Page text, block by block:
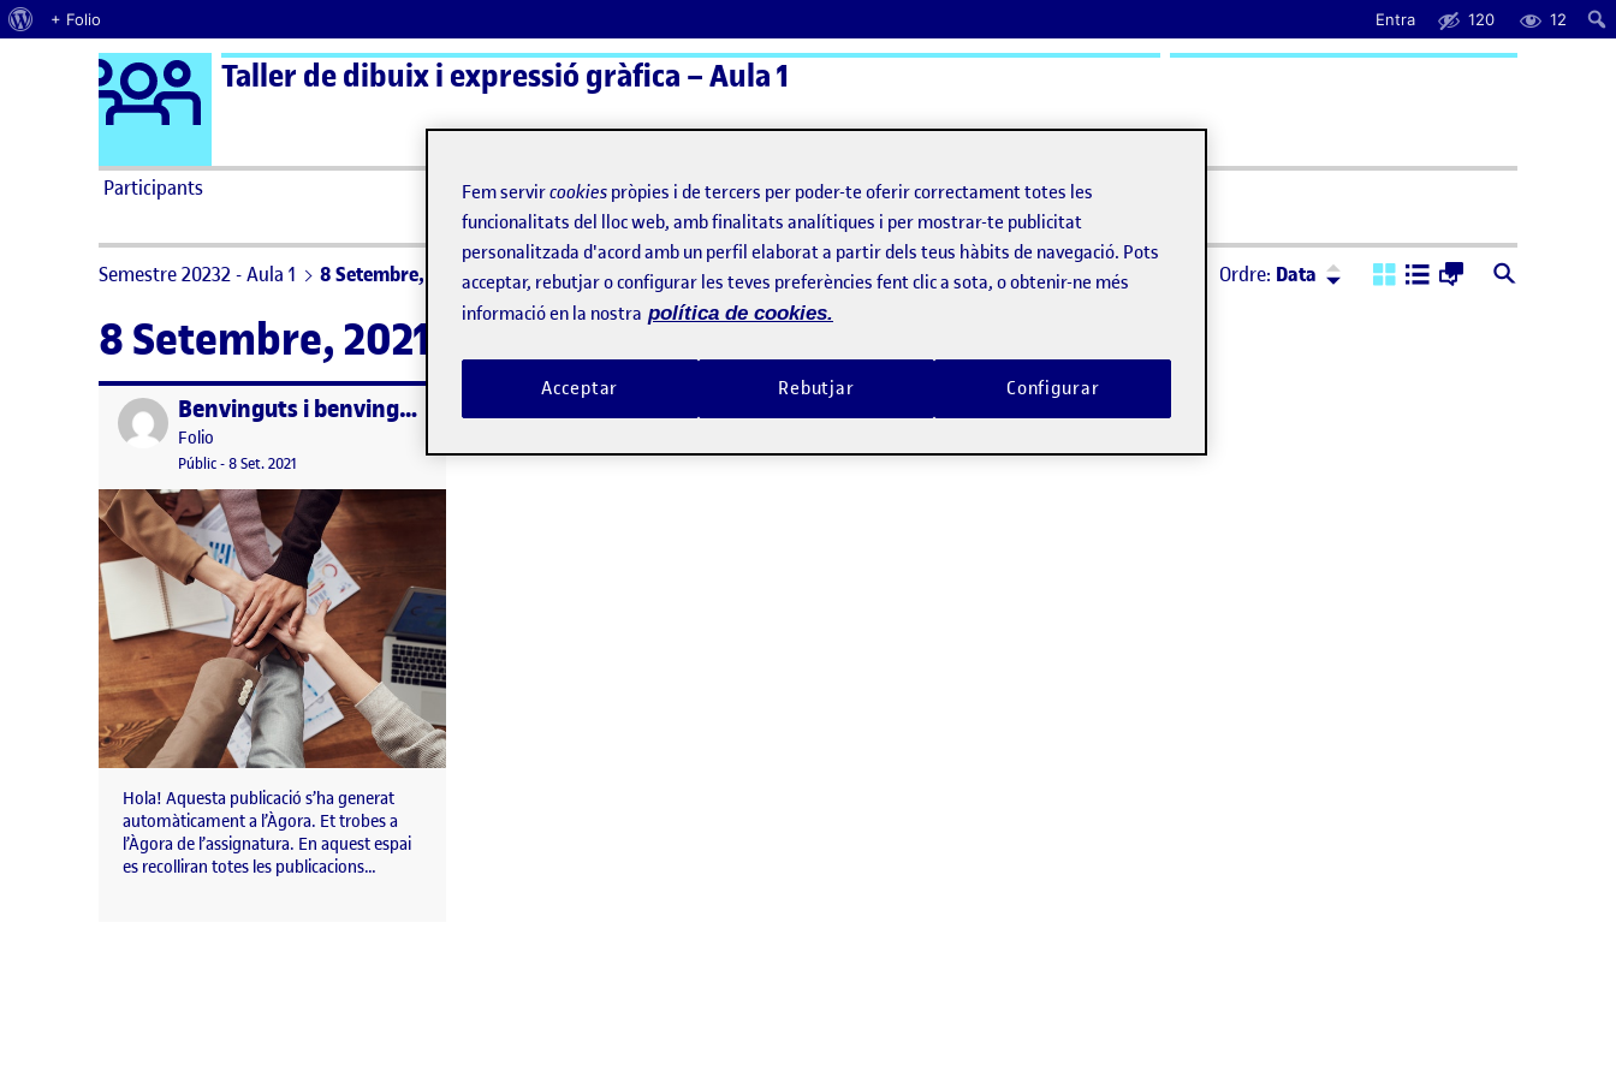
Quant al WordPress
+ Folio Entra 120 12
Saltar al contingut Logo Ágora
Taller de dibuix i expressió gràfica – Aula 1
Participants ActiFolios Ajuda
Semestre 20232 - Aula 1 8 Setembre, 2021 Ordre: Data Ordre: Descendent
8 Setembre, 2021
Publicat per Benvinguts i benvingudes!
Publicat per
Folio
Visibilitat:
Públic-Data de publicació
8 Set. 2021 15 setembre, 2022 3:08 pm
Hola! Aquesta publicació s’ha generat
automàticament a l’Àgora. Et trobes a
l’Àgora de l’assignatura. En aquest espai
es recolliran totes les publicacions…
Fem servircookies pròpies i de tercers per poder-te oferir correctament totes les
funcionalitats del lloc web, amb finalitats analítiques i per mostrar-te publicitat
personalitzada d'acord amb un perfil elaborat a partir dels teus hàbits de navegació. Pots
acceptar, rebutjar o configurar les teves preferències fent clic a sota, o obtenir-ne més
informació en la nostra política de cookies.
Rebutjar
Acceptar Configurar